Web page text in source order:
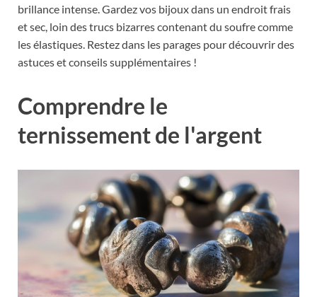
brillance intense. Gardez vos bijoux dans un endroit frais
et sec, loin des trucs bizarres contenant du soufre comme
les élastiques. Restez dans les parages pour découvrir des
astuces et conseils supplémentaires !
Comprendre le
ternissement de l'argent